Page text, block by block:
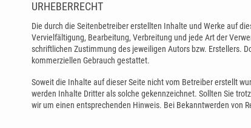
URHEBERRECHT
Die durch die Seitenbetreiber erstellten Inhalte und Werke auf
Vervielfältigung, Bearbeitung, Verbreitung und jede Art der
schriftlichen Zustimmung des jeweiligen Autors bzw. Erstellers.
kommerziellen Gebrauch gestattet.
Soweit die Inhalte auf dieser Seite nicht vom Betreiber erstellt
werden Inhalte Dritter als solche gekennzeichnet. Sollten Sie
wir um einen entsprechenden Hinweis. Bei Bekanntwerden von